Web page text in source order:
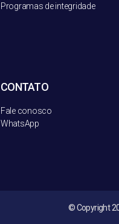
Programas de integridade
CONTATO
Fale conosco
WhatsApp
© Copyright